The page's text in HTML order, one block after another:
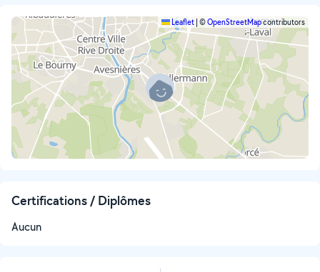
Leaflet ©OpenStreetMapcontributors
Certifications / Diplômes
Aucun